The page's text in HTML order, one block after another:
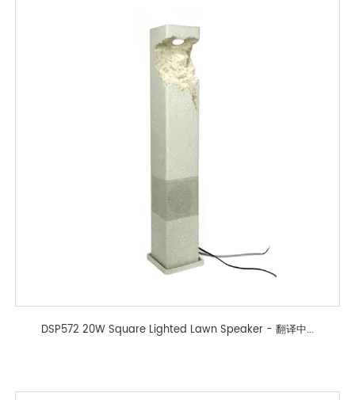
DSP572 20W Square Lighted Lawn Speaker - 翻译中...